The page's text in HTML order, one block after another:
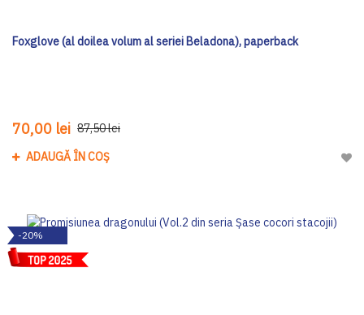
Foxglove (al doilea volum al seriei Beladona), paperback
70,00 lei 87,50 lei
ADAUGĂ ÎN COȘ
-20%